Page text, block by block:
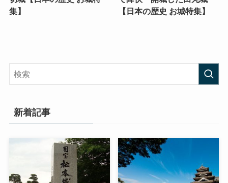
集】
【日本の歴史 お城特集】
新着記事